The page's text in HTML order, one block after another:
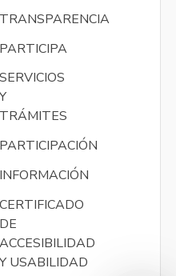
TRANSPARENCIA
PARTICIPA
SERVICIOS
Y
TRÁMITES
PARTICIPACIÓN
INFORMACIÓN
CERTIFICADO
DE
ACCESIBILIDAD
Y USABILIDAD